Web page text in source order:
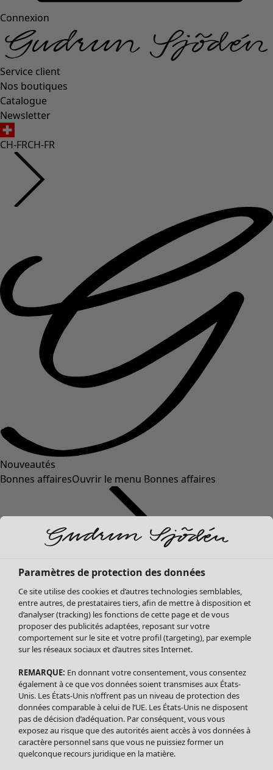
Connexion
Service client
Nos boutiques
Catalogue
Newsletter
CH-FRCH-FR
Nouveautés
Bonnes affairesOuvrir le menu Bonnes affaires
Soldes Vêtements
Tous les vêtements
Robes
Tuniques
Blouses
Tops
Gilets
Pantalon
Jupes
Paramètres de protection des données
Ce site utilise des cookies et d’autres technologies semblables,
entre autres, de prestataires tiers, afin de mettre à disposition et
d’analyser (tracking) les fonctions de cette page et de vous
proposer des publicités adaptées, reposant sur votre
comportement sur le site et votre profil (targeting), par exemple
sur les réseaux sociaux et d’autres sites Internet.
REMARQUE: En donnant votre consentement, vous consentez
également à ce que vos données soient transmises aux États-
Unis. Les États-Unis n’offrent pas un niveau de protection des
données comparable à celui de l’UE. Les États-Unis ne disposent
pas de décision d’adéquation. Par conséquent, vous vous
exposez au risque que des autorités aient accès à vos données à
caractère personnel sans que vous ne puissiez former un
quelconque recours juridique en la matière.